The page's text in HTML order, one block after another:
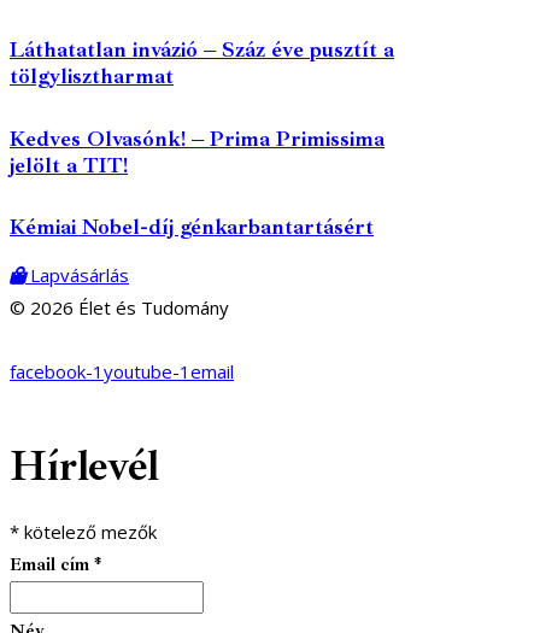
Láthatatlan invázió – Száz éve pusztít a
tölgylisztharmat
Kedves Olvasónk! – Prima Primissima
jelölt a TIT!
Kémiai Nobel-díj génkarbantartásért
Lapvásárlás
© 2026 Élet és Tudomány
facebook-1 youtube-1 email
Hírlevél
* kötelező mezők
Email cím *